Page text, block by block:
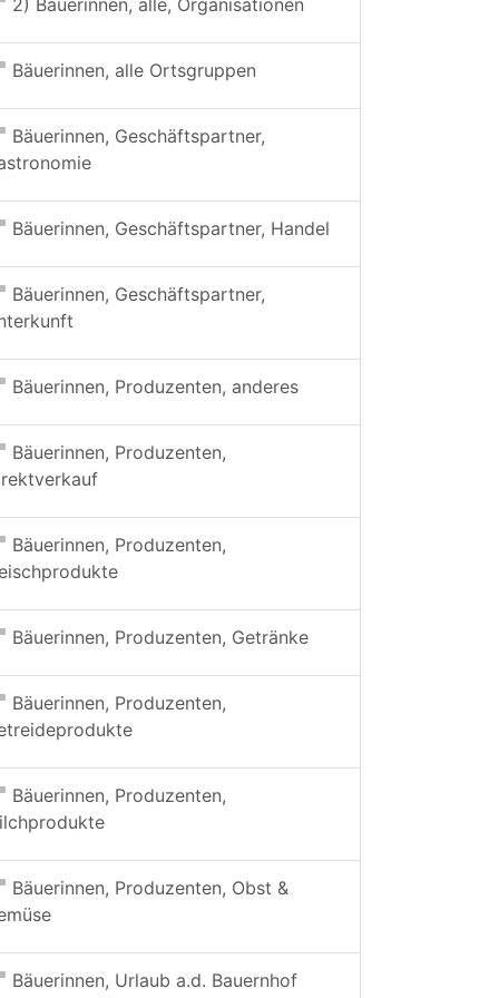
Bäuerinnen, alle Ortsgruppen
Bäuerinnen, Geschäftspartner,
Bäuerinnen, Geschäftspartner, Handel
Bäuerinnen, Geschäftspartner,
Bäuerinnen, Produzenten, anderes
Bäuerinnen, Produzenten,
Bäuerinnen, Produzenten,
Bäuerinnen, Produzenten, Getränke
Bäuerinnen, Produzenten,
Bäuerinnen, Produzenten,
Bäuerinnen, Produzenten, Obst &
Bäuerinnen, Urlaub a.d. Bauernhof